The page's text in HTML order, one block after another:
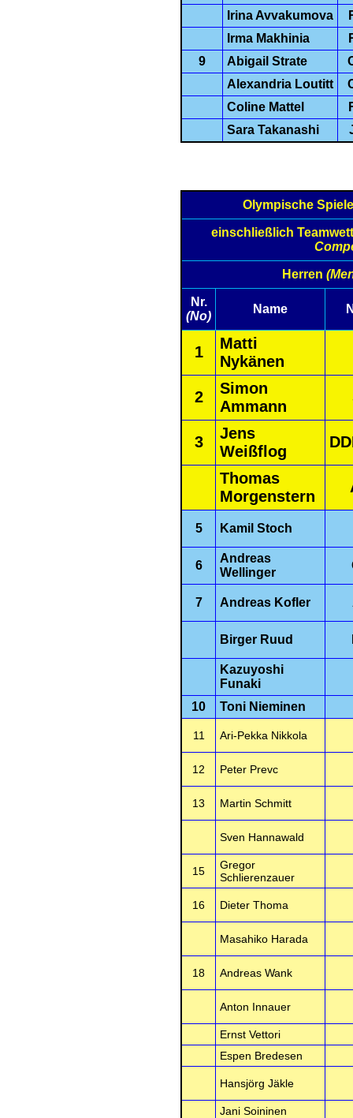
Irina Avvakumova
Irma Makhinia
9
Abigail Strate
Alexandria Loutitt
Coline Mattel
Sara Takanashi
Olympische
einschließlich
Herren
Nr.
(No)
Name
1
Matti
Nykänen
2
Simon
Ammann
3
Jens
Weißflog
Thomas
Morgenstern
5 Kamil Stoch
6
Andreas
Wellinger
7 Andreas Kofler
Birger Ruud
Kazuyoshi
Funaki
10 Toni Nieminen
11 Ari-Pekka Nikkola
12 Peter Prevc
13 Martin Schmitt
Sven Hannawald
15
Gregor
Schlierenzauer
16 Dieter Thoma
Masahiko Harada
18 Andreas Wank
Anton Innauer
Ernst Vettori
Espen Bredesen
Hansjörg Jäkle
Jani Soininen